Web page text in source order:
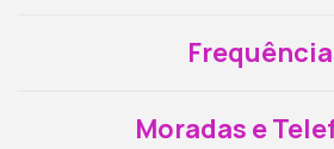
Moradas e